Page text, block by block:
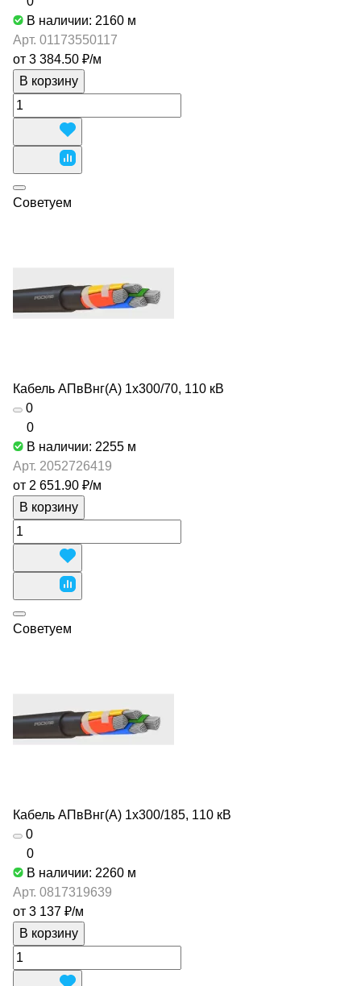
В наличии: 2160 м
Арт. 01173550117
от 3 384.50 ₽/м
В корзину
Советуем
Кабель АПвВнг(А) 1х300/70, 110 кВ
0
0
В наличии: 2255 м
Арт. 2052726419
от 2 651.90 ₽/м
В корзину
Советуем
Кабель АПвВнг(А) 1х300/185, 110 кВ
0
0
В наличии: 2260 м
Арт. 0817319639
от 3 137 ₽/м
В корзину